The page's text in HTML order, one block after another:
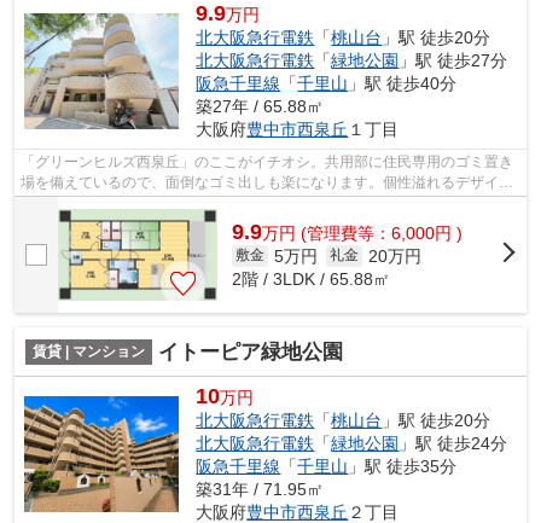
9.9万円
北大阪急行電鉄 「桃山台 」駅 徒歩20分
北大阪急行電鉄 「緑地公園 」駅 徒歩27分
阪急千里線 「千里山 」駅 徒歩40分
築27年 / 65.88㎡
大阪府豊中市西泉丘 １丁目
「グリーンヒルズ西泉丘」のここがイチオシ。共用部に住民専用のゴミ置き
場を備えているので、面倒なゴミ出しも楽になります。個性溢れるデザイナ
9.9万円 (管理費等：6,000円 )
敷金 5万円 礼金
20万円
2階 / 3LDK / 65.88㎡
賃貸 | マンション イトーピア緑地公園
10万円
北大阪急行電鉄 「桃山台 」駅 徒歩20分
北大阪急行電鉄 「緑地公園 」駅 徒歩24分
阪急千里線 「千里山 」駅 徒歩35分
築31年 / 71.95㎡
大阪府豊中市西泉丘 ２丁目